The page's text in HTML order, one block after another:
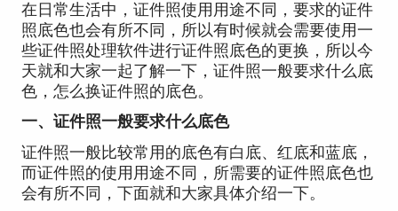
在日常生活中，证件照使用用途不同，要求的证件
照底色也会有所不同，所以有时候就会需要使用一
些证件照处理软件进行证件照底色的更换，所以今
天就和大家一起了解一下，证件照一般要求什么底
色，怎么换证件照的底色。
一、证件照一般要求什么底色
证件照一般比较常用的底色有白底、红底和蓝底，
而证件照的使用用途不同，所需要的证件照底色也
会有所不同，下面就和大家具体介绍一下。